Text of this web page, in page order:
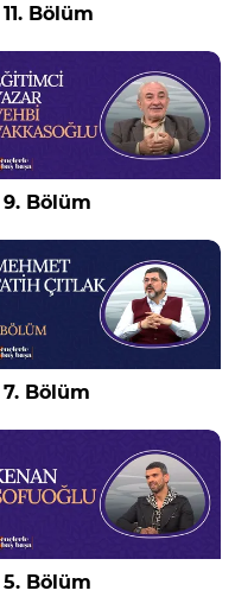
11. Bölüm
9. Bölüm
7. Bölüm
5. Bölüm